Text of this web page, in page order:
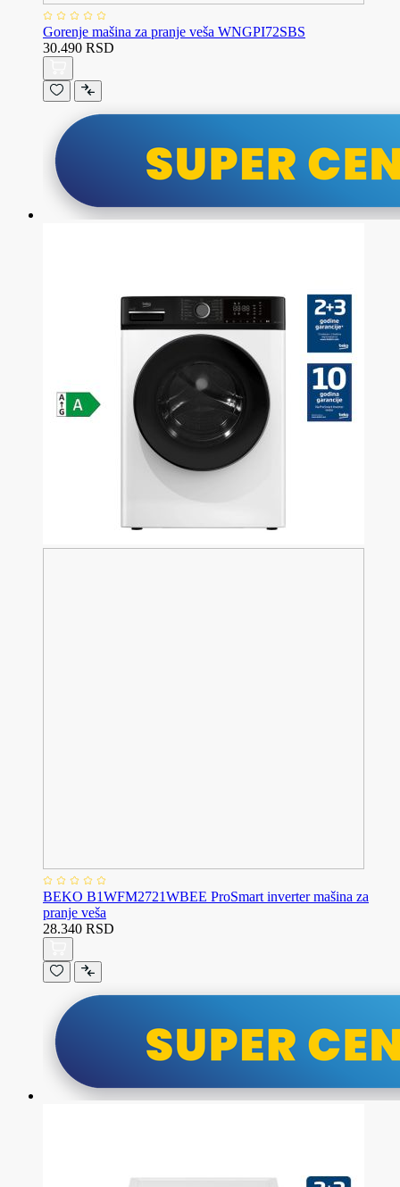
Gorenje mašina za pranje veša WNGPI72SBS
30.490 RSD
BEKO B1WFM2721WBEE ProSmart inverter mašina za
pranje veša
28.340 RSD